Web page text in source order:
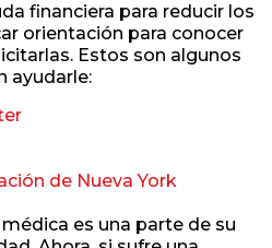
financiera para reducir los
orientación para conocer
Estos son algunos
ayudarle:
de Nueva York
es una parte de su